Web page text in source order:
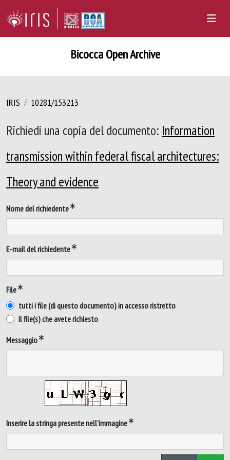
Bicocca Open Archive
IRIS 10281/153213
Richiedi una copia del documento: Information
transmission within federal fiscal architectures:
Theory and evidence
Nome del richiedente
E-mail del richiedente
File
tutti i file (di questo documento) in accesso ristretto
il file(s) che avete richiesto
Messaggio
Inserire la stringa presente nell'immagine